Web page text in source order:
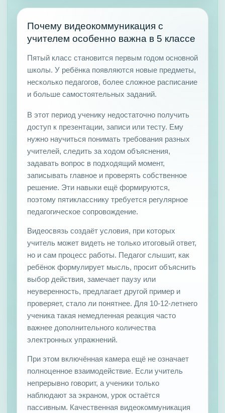
Почему видеокоммуникация с
учителем особенно важна в 5 классе
Пятый класс становится первым годом основной
школы. У ребёнка появляются новые предметы,
несколько педагогов, более сложное расписание
и больше самостоятельных заданий.
В этот период ученику недостаточно получить
доступ к презентации, записи или тесту. Ему
нужно научиться понимать требования разных
учителей, следить за ходом объяснения,
задавать вопрос в подходящий момент,
записывать главное и проверять собственное
решение. Эти навыки ещё формируются,
поэтому пятикласснику требуется регулярное
педагогическое сопровождение.
Видеосвязь создаёт условия, при которых
учитель может видеть не только итоговый ответ,
но и сам процесс работы. Педагог слышит, как
ребёнок формулирует мысль, просит объяснить
выбор действия, замечает паузу или
неуверенность, предлагает другой пример и
проверяет, стало ли понятнее. Для 10-12-летнего
ученика такая немедленная реакция часто
важнее дополнительного количества
электронных упражнений.
При этом включённая камера ещё не означает
полноценное взаимодействие. Если учитель
непрерывно говорит, а ученики только
наблюдают за экраном, урок остаётся
пассивным. Качественная видеокоммуникация